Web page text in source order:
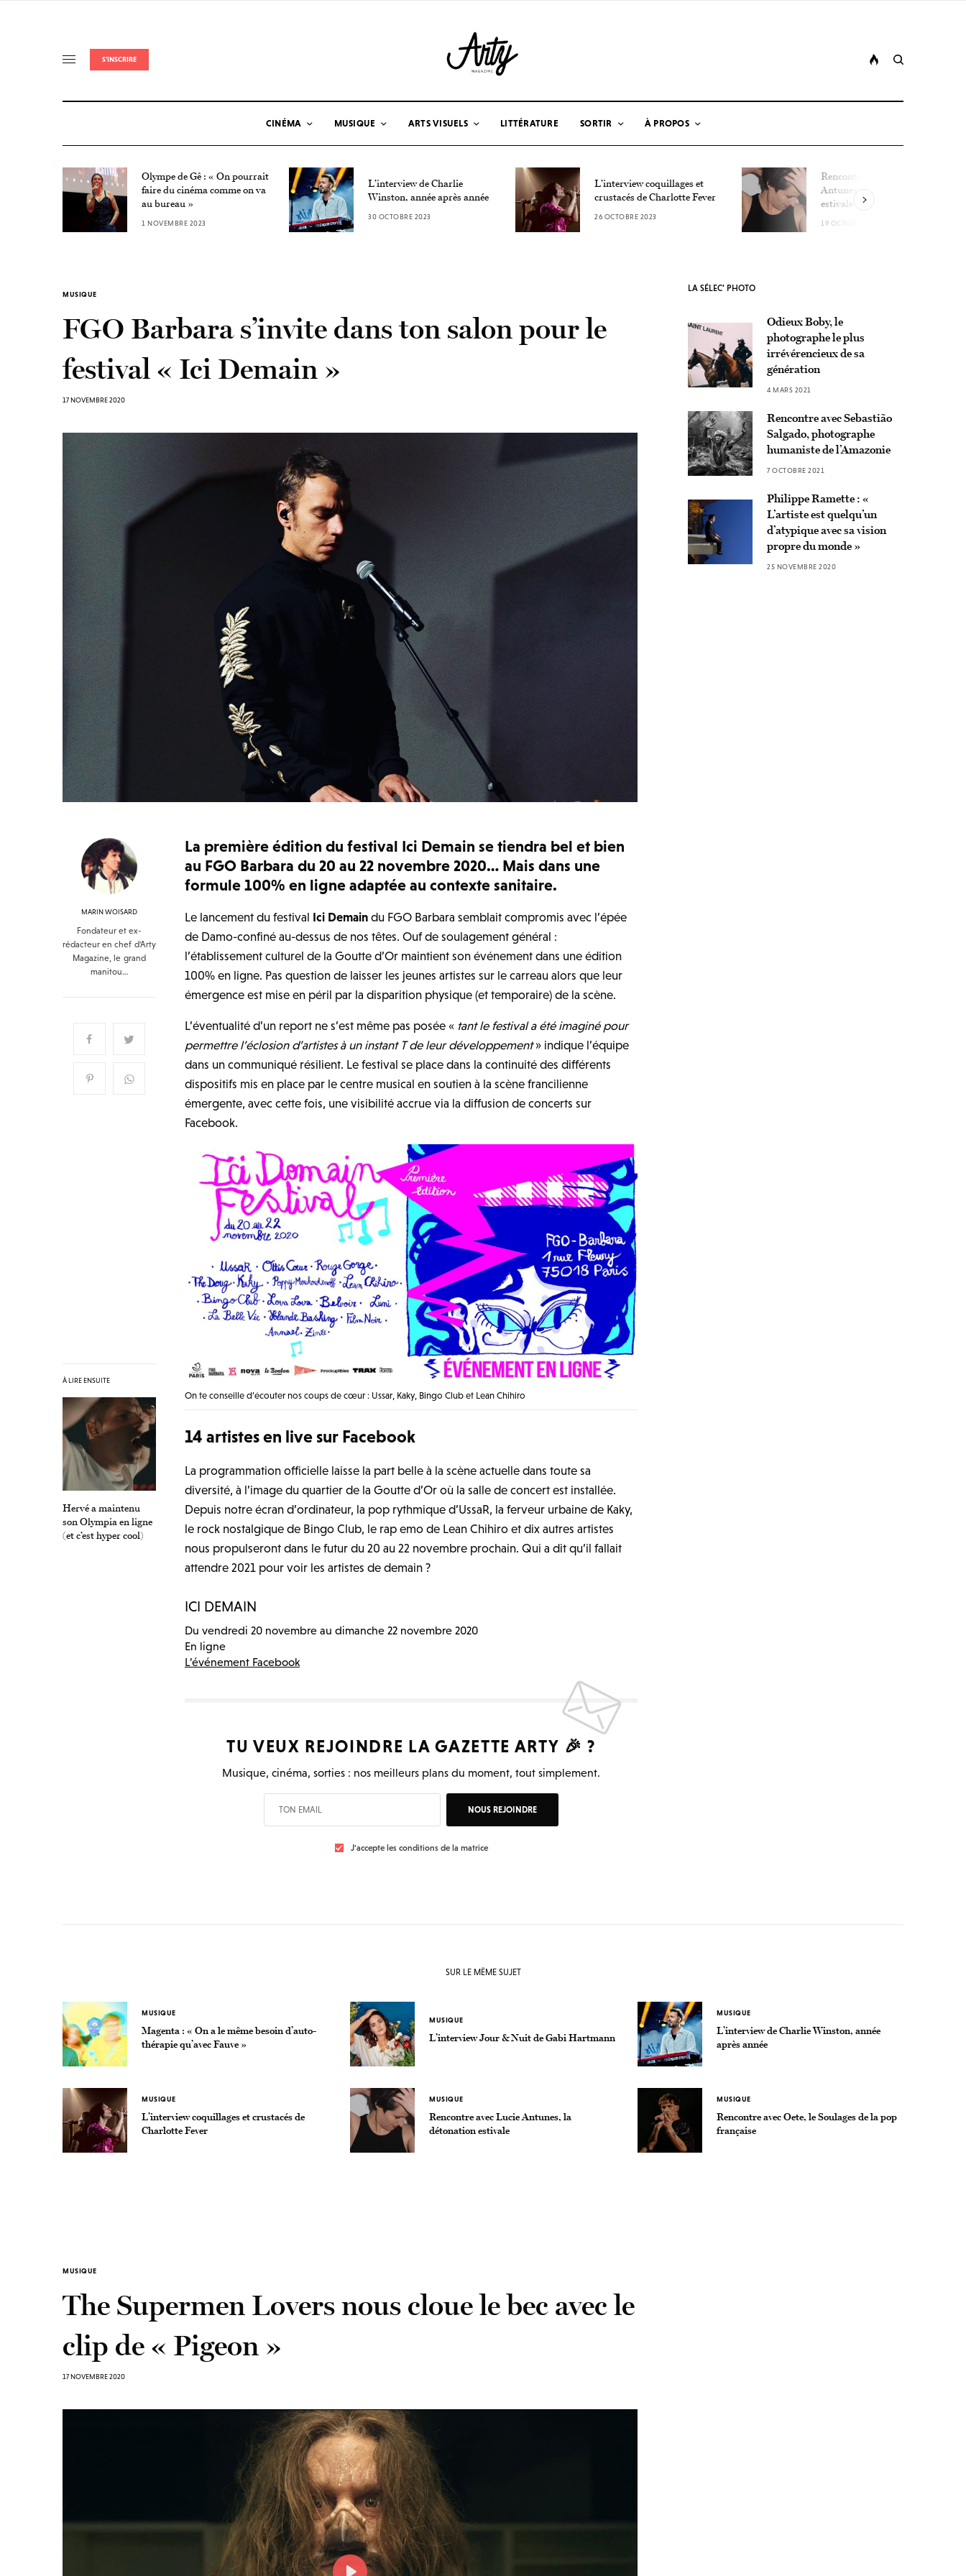
S'INSCRIRE
CINÉMA MUSIQUE ARTS VISUELS LITTÉRATURE SORTIR À PROPOS
Olympe de Gê : « On pourrait
faire du cinéma comme on va
au bureau »
1 NOVEMBRE 2023
L’interview de Charlie
Winston, année après année
30 OCTOBRE 2023
L’interview coquillages et
crustacés de Charlotte Fever
26 OCTOBRE 2023
Rencontre avec Lucie
Antunes, la détonation
estivale
19 OCTOBRE 2023
MUSIQUE
FGO Barbara s’invite dans ton salon pour le
festival « Ici Demain »
17 NOVEMBRE 2020
MARIN WOISARD
Fondateur et ex-
rédacteur en chef d'Arty
Magazine, le grand
manitou…
À LIRE ENSUITE
Hervé a maintenu
son Olympia en ligne
(et c’est hyper cool)
La première édition du festival Ici Demain se tiendra bel et bien
au FGO Barbara du 20 au 22 novembre 2020… Mais dans une
formule 100% en ligne adaptée au contexte sanitaire.
Le lancement du festival Ici Demain du FGO Barbara semblait compromis avec l’épée
de Damo-confiné au-dessus de nos têtes. Ouf de soulagement général :
l’établissement culturel de la Goutte d’Or maintient son événement dans une édition
100% en ligne. Pas question de laisser les jeunes artistes sur le carreau alors que leur
émergence est mise en péril par la disparition physique (et temporaire) de la scène.
L’éventualité d’un report ne s’est même pas posée « tant le festival a été imaginé pour
permettre l’éclosion d’artistes à un instant T de leur développement» indique l’équipe
dans un communiqué résilient. Le festival se place dans la continuité des différents
dispositifs mis en place par le centre musical en soutien à la scène francilienne
émergente, avec cette fois, une visibilité accrue via la diffusion de concerts sur
Facebook.
On te conseille d’écouter nos coups de cœur : Ussar, Kaky, Bingo Club et Lean Chihiro
14 artistes en live sur Facebook
La programmation officielle laisse la part belle à la scène actuelle dans toute sa
diversité, à l’image du quartier de la Goutte d’Or où la salle de concert est installée.
Depuis notre écran d’ordinateur, la pop rythmique d’UssaR, la ferveur urbaine de Kaky,
le rock nostalgique de Bingo Club, le rap emo de Lean Chihiro et dix autres artistes
nous propulseront dans le futur du 20 au 22 novembre prochain. Qui a dit qu’il fallait
attendre 2021 pour voir les artistes de demain ?
ICI DEMAIN
Du vendredi 20 novembre au dimanche 22 novembre 2020
En ligne
L’événement Facebook
TU VEUX REJOINDRE LAGAZETTE ARTY 🎉 ?
Musique, cinéma, sorties : nos meilleurs plans du moment, tout simplement.
NOUS REJOINDRE
J'accepte les conditions de la matrice
LA SÉLEC’ PHOTO
Odieux Boby, le
photographe le plus
irrévérencieux de sa
génération
4 MARS 2021
Rencontre avec Sebastião
Salgado, photographe
humaniste de l’Amazonie
7 OCTOBRE 2021
Philippe Ramette : «
L’artiste est quelqu’un
d’atypique avec sa vision
propre du monde »
25 NOVEMBRE 2020
SUR LE MÊME SUJET
MUSIQUE
Magenta : « On a le même besoin d’auto-
thérapie qu’avec Fauve »
MUSIQUE
L’interview Jour & Nuit de Gabi Hartmann
MUSIQUE
L’interview de Charlie Winston, année
après année
MUSIQUE
L’interview coquillages et crustacés de
Charlotte Fever
MUSIQUE
Rencontre avec Lucie Antunes, la
détonation estivale
MUSIQUE
Rencontre avec Oete, le Soulages de la pop
française
MUSIQUE
The Supermen Lovers nous cloue le bec avec le
clip de « Pigeon »
17 NOVEMBRE 2020